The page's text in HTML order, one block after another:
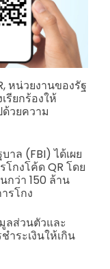
หน่วยงานของรัฐ
รียกร้องให้
วยความ
าล (FBI) ได้เผย
กงโค้ด QR โดย
กว่า 150 ล้าน
รโกง
ลส่วนตัวและ
ำระเงินให้เกิน